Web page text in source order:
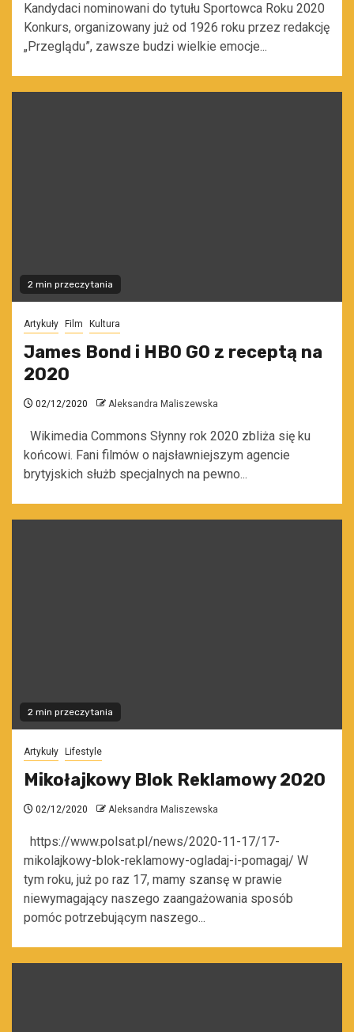
Kandydaci nominowani do tytułu Sportowca Roku 2020
Konkurs, organizowany już od 1926 roku przez redakcję
„Przeglądu”, zawsze budzi wielkie emocje...
2 min przeczytania
Artykuły Film Kultura
James Bond i HBO GO z receptą na
2020
02/12/2020 Aleksandra Maliszewska
Wikimedia Commons Słynny rok 2020 zbliża się ku
końcowi. Fani filmów o najsławniejszym agencie
brytyjskich służb specjalnych na pewno...
2 min przeczytania
Artykuły Lifestyle
Mikołajkowy Blok Reklamowy 2020
02/12/2020 Aleksandra Maliszewska
https://www.polsat.pl/news/2020-11-17/17-
mikolajkowy-blok-reklamowy-ogladaj-i-pomagaj/ W
tym roku, już po raz 17, mamy szansę w prawie
niewymagający naszego zaangażowania sposób
pomóc potrzebującym naszego...